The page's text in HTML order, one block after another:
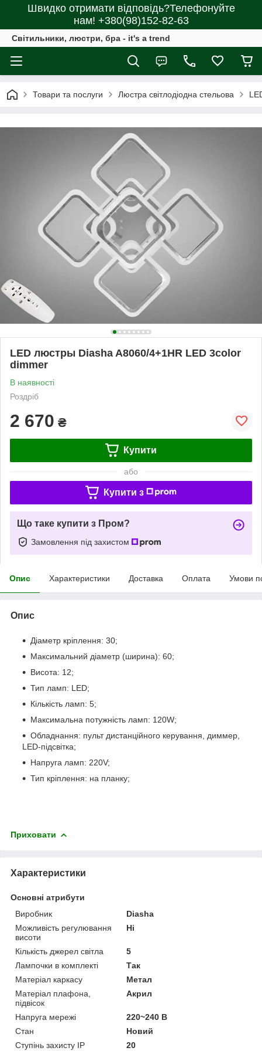
Швидко отримати відповідь?Телефонуйте
нам! +380(98)152-82-63
Світильники, люстри, бра - it's a trend
Товари та послуги Люстра світлодіодна стельова
LED люстры Diasha A8060/4+1HR LED 3color
dimmer
В наявності
Роздріб
2 670 ₴
Купити
або
Купити з
Що таке купити з Пром?
Замовлення під захистом
Опис Характеристики Доставка Оплата Умови
Опис
Діаметр кріплення: 30;
Максимальний діаметр (ширина): 60;
Висота: 12;
Тип ламп: LED;
Кількість ламп: 5;
Максимальна потужність ламп: 120W;
Обладнання: пульт дистанційного керування, диммер,
LED-підсвітка;
Напруга ламп: 220V;
Тип кріплення: на планку;
Приховати
Характеристики
Основні атрибути
Виробник
Diasha
Можливість регулювання
висоти
Ні
Кількість джерел світла
5
Лампочки в комплекті
Так
Матеріал каркасу
Метал
Матеріал плафона,
підвісок
Акрил
Напруга мережі
220~240 В
Стан
Новий
Ступінь захисту IP
20